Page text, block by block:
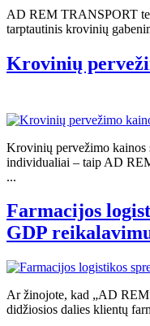
AD REM TRANSPORT
tarptautinis krovinių
Krovinių
Krovinių pervežimo
individualiai – taip AD
...
Farmacijos
GDP
Ar žinojote, kad „AD
didžiosios dalies klientų